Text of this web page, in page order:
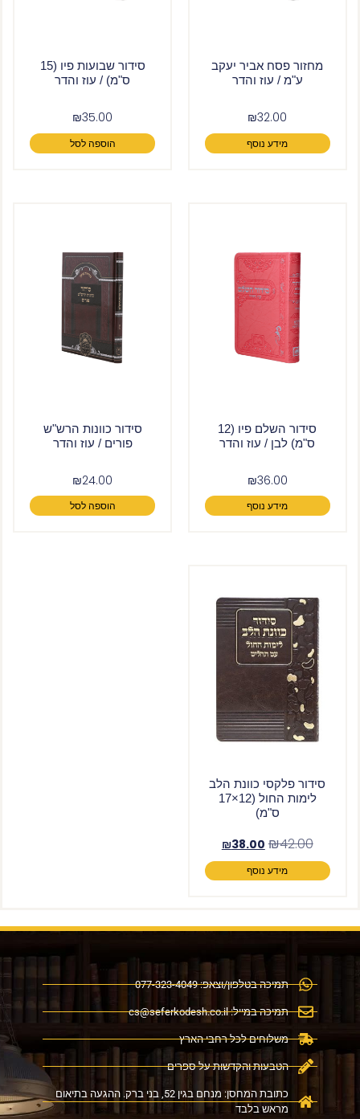
מחזור פסח אביר יעקב
ע"מ / עוז והדר
₪32.00
מידע נוסף
סידור שבועות פיו (15
ס"מ) / עוז והדר
₪35.00
הוספה לסל
סידור השלם פיו (12
ס"מ) לבן / עוז והדר
₪36.00
מידע נוסף
סידור כוונות הרש"ש
פורים / עוז והדר
₪24.00
הוספה לסל
סידור פלקסי כוונת הלב
לימות החול (12×17
ס"מ)
₪42.00
₪38.00
מידע נוסף
תמיכה בטלפון/וצאפ: 077-323-4049
תמיכה במייל:cs@seferkodesh.co.il
משלוחים לכל רחבי הארץ
הטבעות והקדשות על ספרים
כתובת המחסן: מנחם בגין 52, בני ברק. ההגעה בתיאום
מראש בלבד